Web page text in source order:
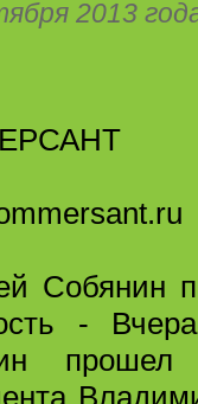
2013
Собянин
-
прошел